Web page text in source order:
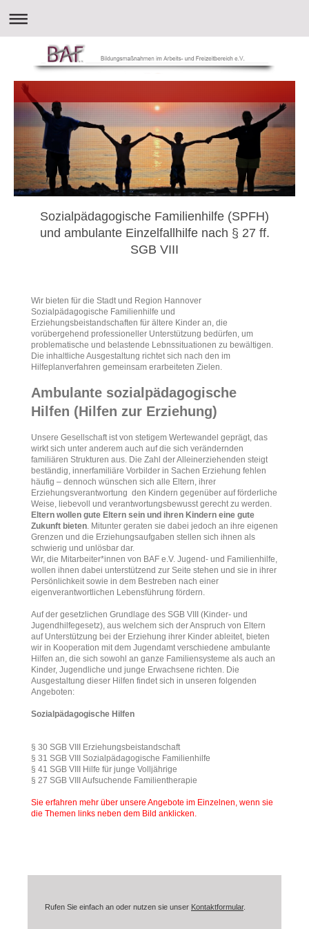
Sozialpädagogische Familienhilfe (SPFH)
und ambulante Einzelfallhilfe nach § 27 ff.
SGB VIII
Wir bieten für die Stadt und Region Hannover
Sozialpädagogische Familienhilfe und
Erziehungsbeistandschaften für ältere Kinder an, die
vorübergehend professioneller Unterstützung bedürfen, um
problematische und belastende Lebnssituationen zu bewältigen.
Die inhaltliche Ausgestaltung richtet sich nach den im
Hilfeplanverfahren gemeinsam erarbeiteten Zielen.
Ambulante sozialpädagogische
Hilfen (Hilfen zur Erziehung)
Unsere Gesellschaft ist von stetigem Wertewandel geprägt, das
wirkt sich unter anderem auch auf die sich verändernden
familiären Strukturen aus. Die Zahl der Alleinerziehenden steigt
beständig, innerfamiliäre Vorbilder in Sachen Erziehung fehlen
häufig – dennoch wünschen sich alle Eltern, ihrer
Erziehungsverantwortung den Kindern gegenüber auf förderliche
Weise, liebevoll und verantwortungsbewusst gerecht zu werden.
Eltern wollen gute Eltern sein und ihren Kindern eine gute
Zukunft bieten . Mitunter geraten sie dabei jedoch an ihre eigenen
Grenzen und die Erziehungsaufgaben stellen sich ihnen als
schwierig und unlösbar dar.
Wir, die Mitarbeiter*innen von BAF e.V. Jugend- und Familienhilfe,
wollen ihnen dabei unterstützend zur Seite stehen und sie in ihrer
Persönlichkeit sowie in dem Bestreben nach einer
eigenverantwortlichen Lebensführung fördern.
Auf der gesetzlichen Grundlage des SGB VIII (Kinder- und
Jugendhilfegesetz), aus welchem sich der Anspruch von Eltern
auf Unterstützung bei der Erziehung ihrer Kinder ableitet, bieten
wir in Kooperation mit dem Jugendamt verschiedene ambulante
Hilfen an, die sich sowohl an ganze Familiensysteme als auch an
Kinder, Jugendliche und junge Erwachsene richten. Die
Ausgestaltung dieser Hilfen findet sich in unseren folgenden
Angeboten:
Sozialpädagogische Hilfen
§ 30 SGB VIII Erziehungsbeistandschaft
§ 31 SGB VIII Sozialpädagogische Familienhilfe
§ 41 SGB VIII Hilfe für junge Volljährige
§ 27 SGB VIII Aufsuchende Familientherapie
Sie erfahren mehr über unsere Angebote im Einzelnen, wenn sie
die Themen links neben dem Bild anklicken.
Rufen Sie einfach an oder nutzen sie unser Kontaktformular.